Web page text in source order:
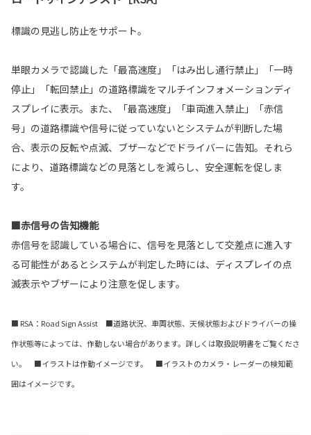
標識の見逃し防止をサポート。
単眼カメラで認識した「最高速度」「はみ出し通行禁止」「一時
停止」「転回禁止」の道路標識をマルチインフォメーションディ
スプレイに表示。また、「最高速度」「車両進入禁止」「赤信
号」の道路標識や信号に従っていないとシステムが判断した場
合、表示の反転や点滅、ブザーなどでドライバーに告知。それら
により、道路標識などの見落としを減らし、安全運転を促しま
す。
■赤信号の告知機能
赤信号を認識している場合に、信号を見落として交差点に進入す
る可能性があるとシステムが判定した時には、ディスプレイの点
滅表示やブザーにより注意を促します。
■ RSA：Road Sign Assist ■道路状況、車両状態、天候状態およびドライバーの操
作状態等によっては、作動しない場合があります。詳しくは取扱説明書をご覧くださ
い。 ■イラストは作動イメージです。 ■イラストのカメラ・レーダーの検知範
囲はイメージです。